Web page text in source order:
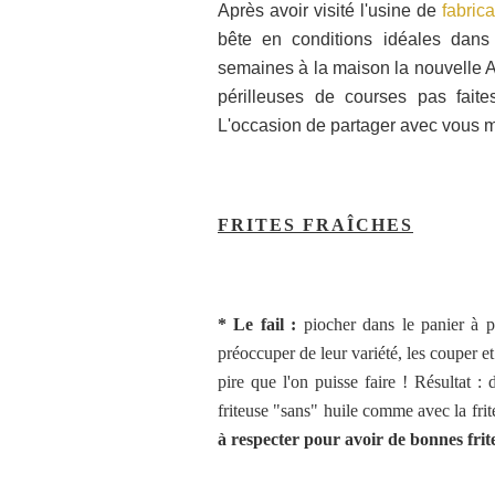
Après avoir visité l'usine de
bête en conditions idéales
semaines à la maison la nouvelle
périlleuses de courses pas
L'occasion de partager avec vous
FRITES FRAÎCHES
* Le fail : piocher dans le panier à
préoccuper de leur variété, les couper
pire que l'on puisse faire ! Résultat :
friteuse "sans" huile comme avec la
à respecter pour avoir de bonnes